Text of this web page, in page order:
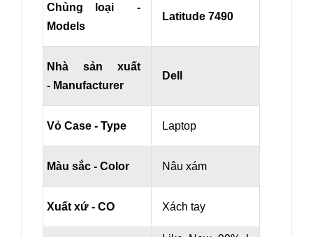
Chủng loại -
Models
Latitude 7490
Nhà sản xuất
- Manufacturer
Dell
Vỏ Case - Type Laptop
Màu sắc - Color Nâu xám
Xuất xứ - CO Xách tay